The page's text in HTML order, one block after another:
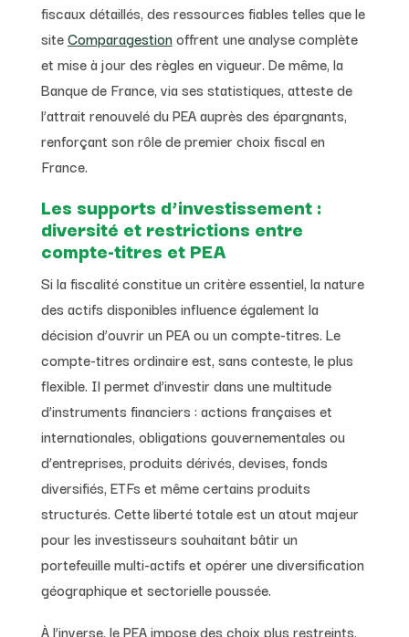
fiscaux détaillés, des ressources fiables telles que le
siteComparagestionoffrent une analyse complète
et mise à jour des règles en vigueur. De même, la
Banque de France, via ses statistiques, atteste de
l’attrait renouvelé du PEA auprès des épargnants,
renforçant son rôle de premier choix fiscal en
France.
Les supports d’investissement :
diversité et restrictions entre
compte-titres et PEA
Si la fiscalité constitue un critère essentiel, la nature
des actifs disponibles influence également la
décision d’ouvrir un PEA ou un compte-titres. Le
compte-titres ordinaire est, sans conteste, le plus
flexible. Il permet d’investir dans une multitude
d’instruments financiers : actions françaises et
internationales, obligations gouvernementales ou
d’entreprises, produits dérivés, devises, fonds
diversifiés, ETFs et même certains produits
structurés. Cette liberté totale est un atout majeur
pour les investisseurs souhaitant bâtir un
portefeuille multi-actifs et opérer une diversification
géographique et sectorielle poussée.
À l’inverse, le PEA impose des choix plus restreints,